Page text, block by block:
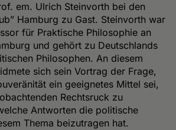
em. Ulrich Steinvorth bei den
Hamburg zu Gast. Steinvorth war
für Praktische Philosophie an
und gehört zu Deutschlands
Philosophen. An diesem
sich sein Vortrag der Frage,
ein geeignetes Mittel sei,
Rechtsruck zu
Antworten die politische
Thema beizutragen hat.